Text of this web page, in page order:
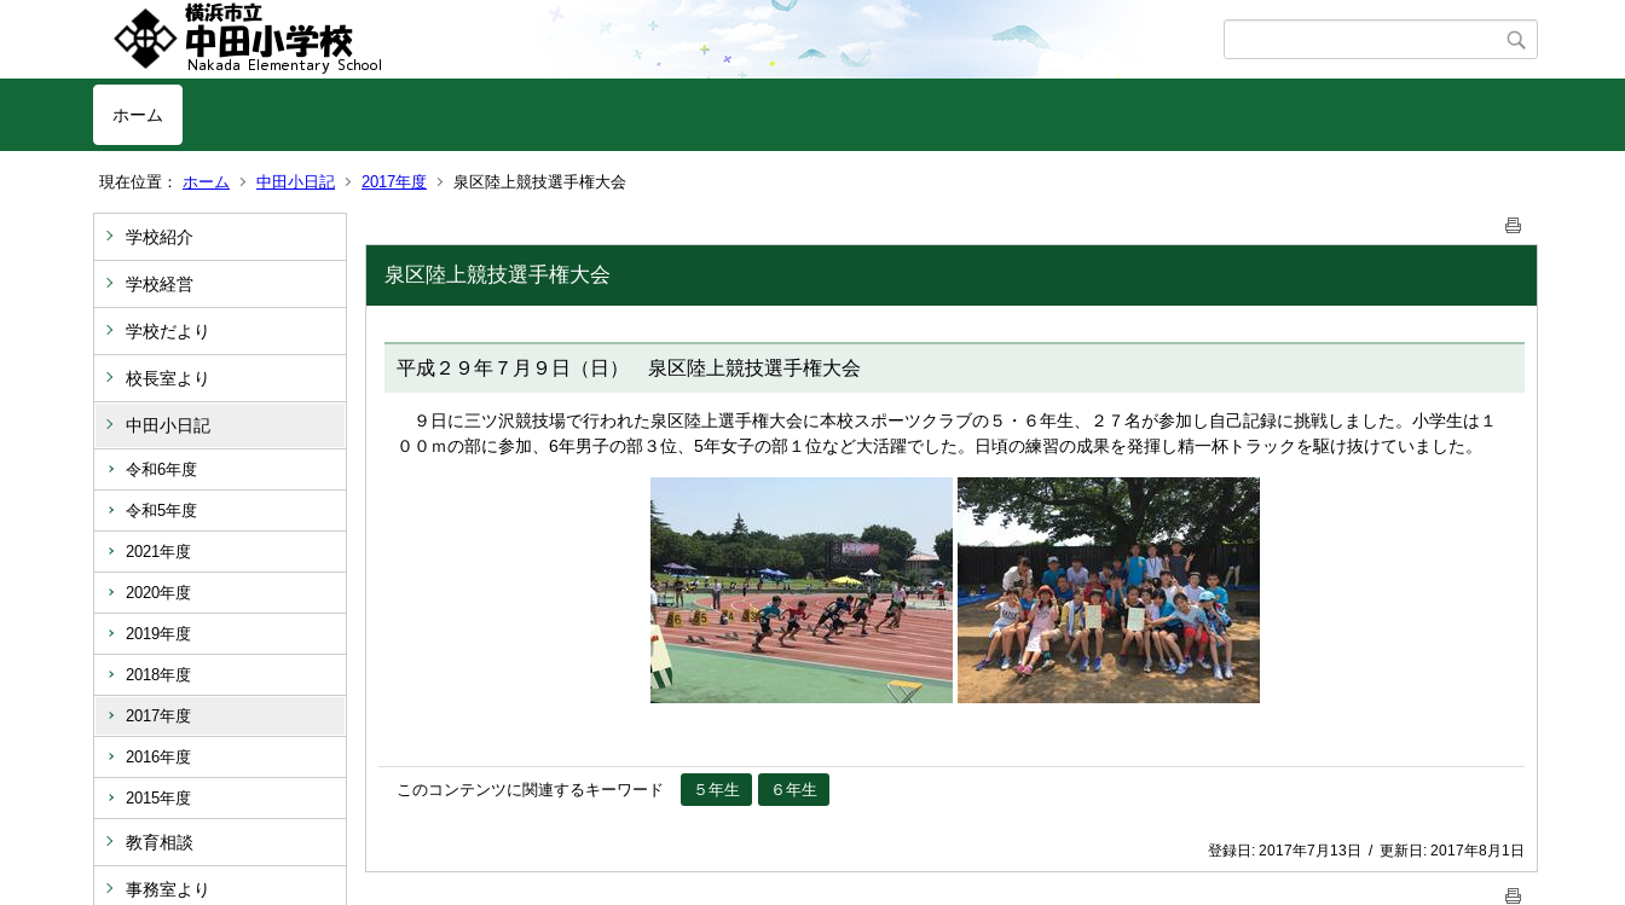
ホーム
現在位置： ホーム 中田小日記 2017年度 泉区陸上競技選手権大会
学校紹介
学校経営
学校だより
校長室より
中田小日記
令和6年度
令和5年度
2021年度
2020年度
2019年度
2018年度
2017年度
2016年度
2015年度
教育相談
事務室より
泉区陸上競技選手権大会
平成２９年７月９日（日） 泉区陸上競技選手権大会
９日に三ツ沢競技場で行われた泉区陸上選手権大会に本校スポーツクラブの５・６年生、２７名が参加し自己記録に挑戦しました。小学生は１
００ｍの部に参加、6年男子の部３位、5年女子の部１位など大活躍でした。日頃の練習の成果を発揮し精一杯トラックを駆け抜けていました。
このコンテンツに関連するキーワード ５年生 ６年生
登録日: 2017年7月13日 / 更新日: 2017年8月1日